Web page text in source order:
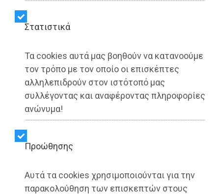
Στατιστικά
Τα cookies αυτά μας βοηθούν να κατανοούμε
τον τρόπο με τον οποίο οι επισκέπτες
αλληλεπιδρούν στον ιστότοπό μας
συλλέγοντας και αναφέροντας πληροφορίες
ανώνυμα!
Προώθησης
Αυτά τα cookies χρησιμοποιούνται για την
παρακολούθηση των επισκεπτών στους
την αξιοποίηση των ΑΠΕ
Dimotisnews | 01/10/2025 - 18:20
▶️ Ακούστε το κείμενο